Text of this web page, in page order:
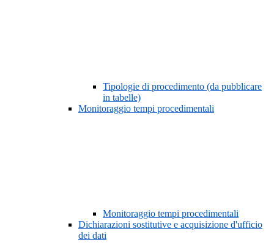
Tipologie di procedimento (da pubblicare
in tabelle)
Monitoraggio tempi procedimentali
Monitoraggio tempi procedimentali
Dichiarazioni sostitutive e acquisizione d'ufficio
dei dati